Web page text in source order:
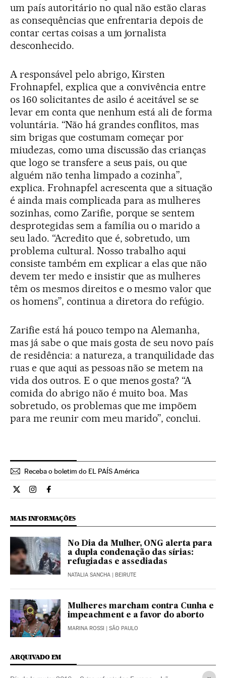
um país autoritário no qual não estão claras
as consequências que enfrentaria depois de
contar certas coisas a um jornalista
desconhecido.
A responsável pelo abrigo, Kirsten
Frohnapfel, explica que a convivência entre
os 160 solicitantes de asilo é aceitável se se
levar em conta que nenhum está ali de forma
voluntária. “Não há grandes conflitos, mas
sim brigas que costumam começar por
miudezas, como uma discussão das crianças
que logo se transfere a seus pais, ou que
alguém não tenha limpado a cozinha”,
explica. Frohnapfel acrescenta que a situação
é ainda mais complicada para as mulheres
sozinhas, como Zarifie, porque se sentem
desprotegidas sem a família ou o marido a
seu lado. “Acredito que é, sobretudo, um
problema cultural. Nosso trabalho aqui
consiste também em explicar a elas que não
devem ter medo e insistir que as mulheres
têm os mesmos direitos e o mesmo valor que
os homens”, continua a diretora do refúgio.
Zarifie está há pouco tempo na Alemanha,
mas já sabe o que mais gosta de seu novo país
de residência: a natureza, a tranquilidade das
ruas e que aqui as pessoas não se metem na
vida dos outros. E o que menos gosta? “A
comida do abrigo não é muito boa. Mas
sobretudo, os problemas que me impõem
para me reunir com meu marido”, conclui.
Receba o boletim do EL PAÍS América
Internacional El País Brasil en Twitter
Internacional El País Brasil en Instagram
Internacional El País Brasil en Facebook
MAIS INFORMAÇÕES
No Dia da Mulher, ONG alerta para
a dupla condenação das sírias:
refugiadas e assediadas
NATALIA SANCHA | BEIRUTE
Mulheres marcham contra Cunha e
impeachment e a favor do aborto
MARINA ROSSI | SÃO PAULO
ARQUIVADO EM